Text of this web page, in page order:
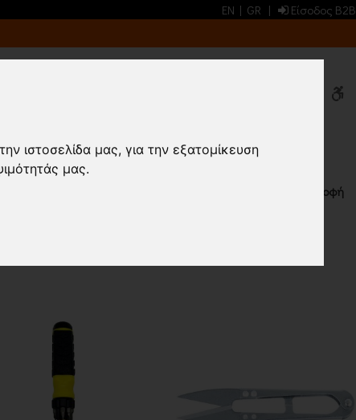
ιστοσελίδα μας, για την εξατομίκευση
μας.
EN | GR | Είσοδος B2B
Επιστροφή